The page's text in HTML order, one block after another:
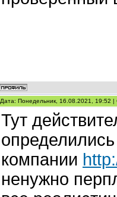
Дата: Понедельник, 16.08.2021, 19:52
Тут
компании
ненужно